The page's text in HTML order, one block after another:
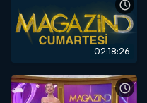
02:18:26